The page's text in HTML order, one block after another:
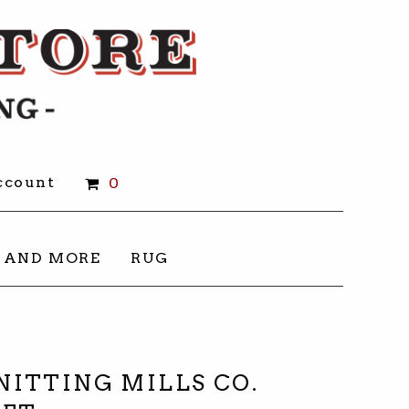
0
MORE RUG
MILLS CO.